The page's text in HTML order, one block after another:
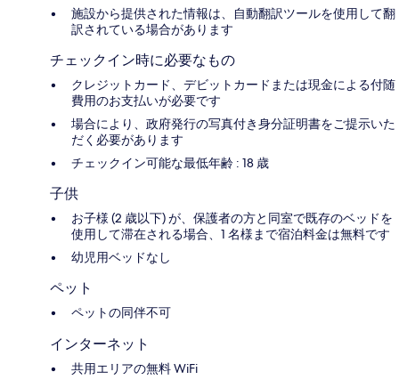
施設から提供された情報は、自動翻訳ツールを使用して翻
訳されている場合があります
チェックイン時に必要なもの
クレジットカード、デビットカードまたは現金による付随
費用のお支払いが必要です
場合により、政府発行の写真付き身分証明書をご提示いた
だく必要があります
チェックイン可能な最低年齢 : 18 歳
子供
お子様 (2 歳以下) が、保護者の方と同室で既存のベッドを
使用して滞在される場合、1 名様まで宿泊料金は無料です
幼児用ベッドなし
ペット
ペットの同伴不可
インターネット
共用エリアの無料 WiFi